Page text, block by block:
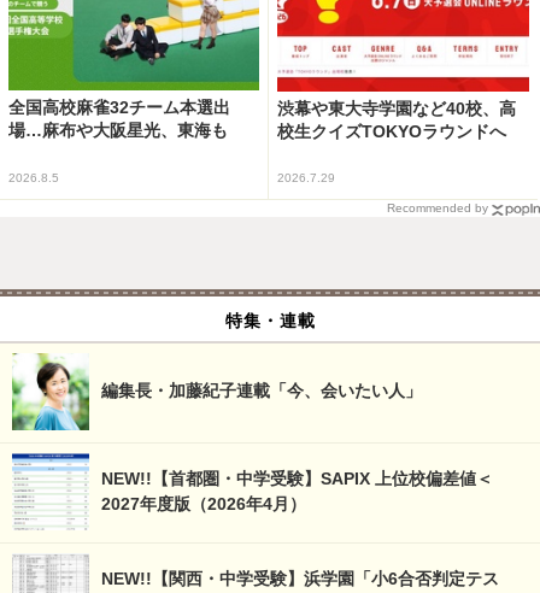
全国高校麻雀32チーム本選出
場…麻布や大阪星光、東海も
2026.8.5
渋幕や東大寺学園など40校、高
校生クイズTOKYOラウンドへ
2026.7.29
Recommended by
特集・連載
編集長・加藤紀子連載「今、会いたい人」
NEW!!【首都圏・中学受験】SAPIX 上位校偏差値＜
2027年度版（2026年4月）
NEW!!【関西・中学受験】浜学園「小6合否判定テス